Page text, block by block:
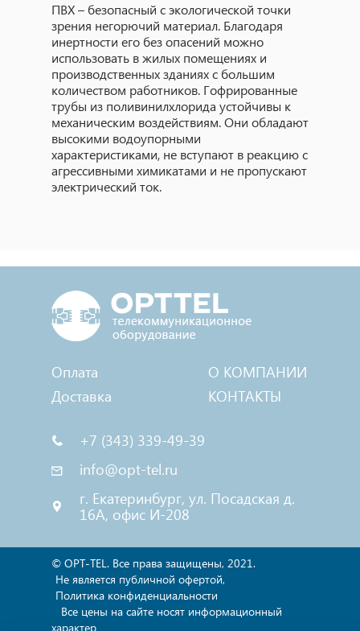
ПВХ – безопасный с экологической точки
зрения негорючий материал. Благодаря
инертности его без опасений можно
использовать в жилых помещениях и
производственных зданиях с большим
количеством работников. Гофрированные
трубы из поливинилхлорида устойчивы к
механическим воздействиям. Они обладают
высокими водоупорными
характеристиками, не вступают в реакцию с
агрессивными химикатами и не пропускают
электрический ток.
Оплата
Доставка
О КОМПАНИИ
КОНТАКТЫ
+7 (343) 339-49-39
info@opt-tel.ru
г. Екатеринбург, ул. Посадская д.
16А, офис И-208
© OPT-TEL. Все права защищены, 2021.
Не является публичной офертой,
Политика конфиденциальности
Все цены на сайте носят информационный
характер